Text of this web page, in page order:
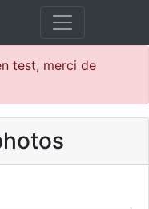
test, merci de